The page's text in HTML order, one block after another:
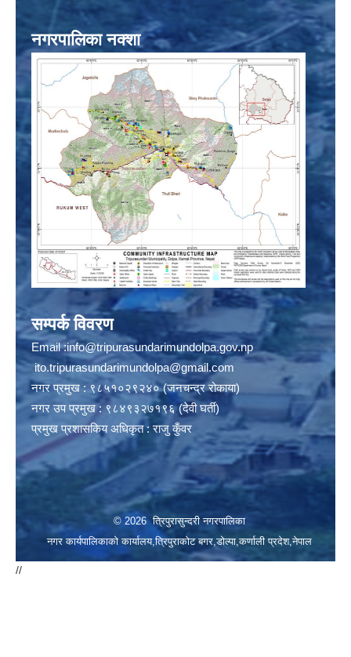
नगरपालिका नक्शा
सम्पर्क विवरण
Email :info@tripurasundarimundolpa.gov.np
ito.tripurasundarimundolpa@gmail.com
नगर प्रमुख : ९८५१०२९२४० (जनचन्द्र रोकाया)
नगर उप प्रमुख : ९८४९३२७१९६ (देवी घर्ती)
प्रमुख प्रशासकिय अधिकृत : राजु कुँवर
© 2026 त्रिपुरासुन्दरी नगरपालिका
नगर कार्यपालिकाको कार्यालय,त्रिपुराकोट बगर,डोल्पा,कर्णाली प्रदेश,नेपाल
//